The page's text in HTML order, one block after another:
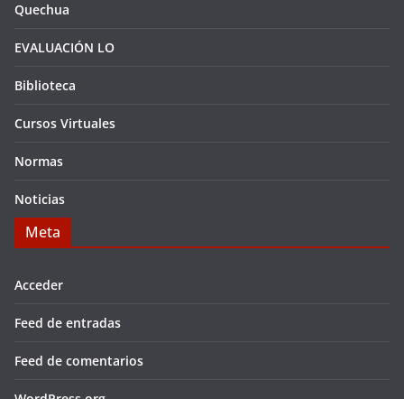
Quechua
EVALUACIÓN LO
Biblioteca
Cursos Virtuales
Normas
Noticias
Meta
Acceder
Feed de entradas
Feed de comentarios